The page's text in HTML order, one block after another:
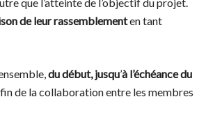
de leur rassemblementen tant
du début, jusqu’à l’échéance du
de la collaboration entre les membres